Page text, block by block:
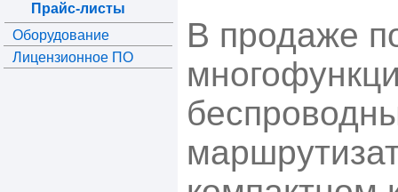
Прайс-листы
Оборудование
Лицензионное ПО
В продаже